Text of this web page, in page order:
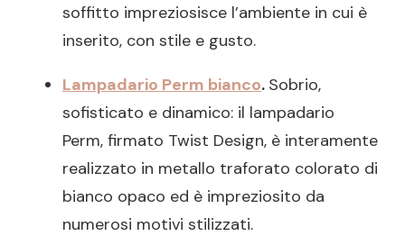
soffitto impreziosisce l’ambiente in cui è
inserito, con stile e gusto.
Lampadario Perm bianco. Sobrio,
sofisticato e dinamico: il lampadario
Perm, firmato Twist Design, è interamente
realizzato in metallo traforato colorato di
bianco opaco ed è impreziosito da
numerosi motivi stilizzati.